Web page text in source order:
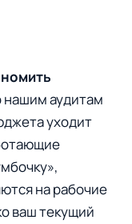
нашим аудитам
уходит
на рабочие
ваш текущий